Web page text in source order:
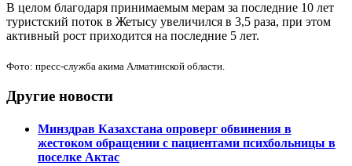
В целом благодаря принимаемым мерам за последние 10 лет
туристский поток в Жетысу увеличился в 3,5 раза, при этом
активный рост приходится на последние 5 лет.
Фото: пресс-служба акима Алматинской области.
Другие новости
Минздрав Казахстана опроверг обвинения в
жестоком обращении с пациентами психбольницы в
поселке Актас